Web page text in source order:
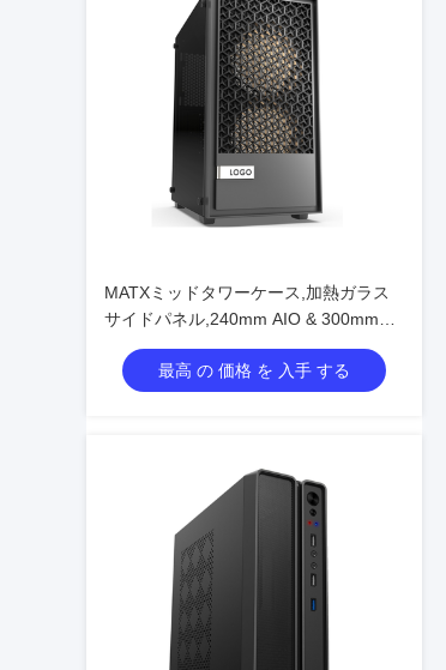
MATXミッドタワーケース,加熱ガラス
サイドパネル,240mm AIO & 300mm
GPUサポート
最高 の 価格 を 入手 する